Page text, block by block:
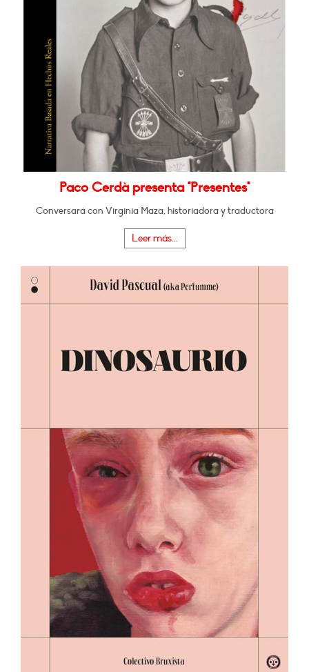
Paco Cerdà presenta "Presentes"
Conversará con Virginia Maza, historiadora y traductora
Leer más...